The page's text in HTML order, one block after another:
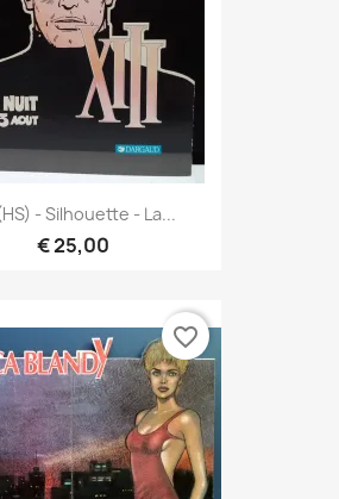
- Silhouette - La...
€ 25,00
favorite_border